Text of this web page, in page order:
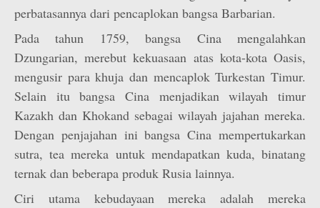
perbatasannya dari pencaplokan bangsa Barbarian.
Pada tahun 1759, bangsa Cina mengalahkan
Dzungarian, merebut kekuasaan atas kota-kota Oasis,
mengusir para khuja dan mencaplok Turkestan Timur.
Selain itu bangsa Cina menjadikan wilayah timur
Kazakh dan Khokand sebagai wilayah jajahan mereka.
Dengan penjajahan ini bangsa Cina mempertukarkan
sutra, tea mereka untuk mendapatkan kuda, binatang
ternak dan beberapa produk Rusia lainnya.
Ciri utama kebudayaan mereka adalah mereka